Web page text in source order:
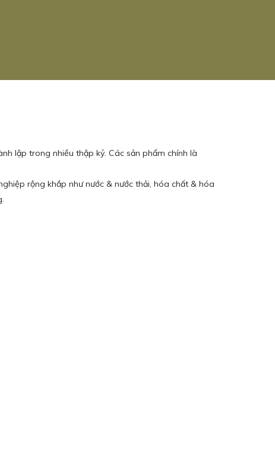
lập trong nhiều thập kỷ. Các sản phẩm chính là
rộng khắp như nước & nước thải, hóa chất & hóa